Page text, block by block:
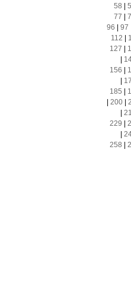
58
77
96
97
112
127
156
185
200|
229
258